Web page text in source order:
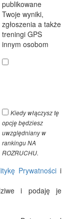
publikowane
Twoje wyniki,
zgłoszenia a także
treningi GPS
innym osobom
Kiedy włączysz tę
opcję będziesz
uwzględniany w
rankingu NA
ROZRUCHU.
Prywatności i
i podaję je